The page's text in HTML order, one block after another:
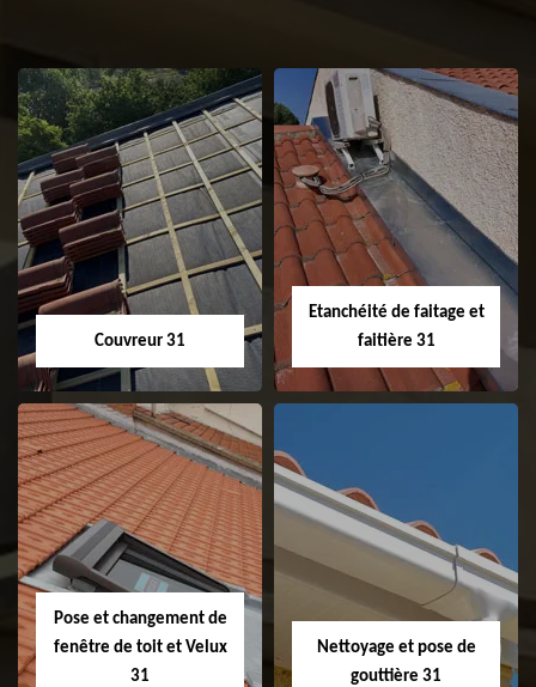
Couvreur 31
Couvreur 31
Etanchéité de faitage et
faitière 31
Etanchéité de
faitage et faitière
31
Pose et changement de
fenêtre de toit et Velux
31
Nettoyage et pose de
gouttière 31